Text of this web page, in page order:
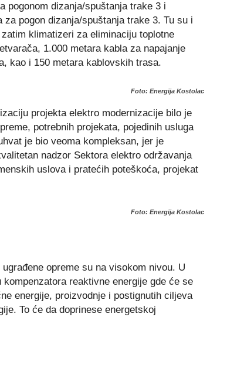
pogonom dizanja/spuštanja trake 3 i
pogon dizanja/spuštanja trake 3. Tu su i
klimatizeri za eliminaciju toplotne
1.000 metara kabla za napajanje
kao i 150 metara kablovskih trasa.
Foto: Energija Kostolac
projekta elektro modernizacije bilo je
potrebnih projekata, pojedinih usluga
je bio veoma kompleksan, jer je
nadzor Sektora elektro održavanja
uslova i pratećih poteškoća, projekat
Foto: Energija Kostolac
opreme su na visokom nivou. U
reaktivne energije gde će se
energije, proizvodnje i postignutih ciljeva
To će da doprinese energetskoj